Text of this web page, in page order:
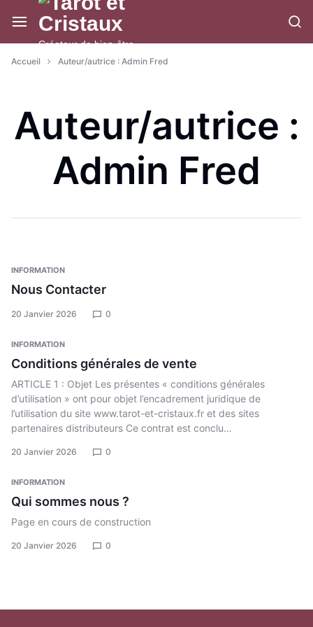
à/au
contenuCréateur de bien-être
Accueil Auteur/autrice : Admin Fred
Auteur/autrice :
Admin Fred
INFORMATION
Nous Contacter
20 Janvier 2026 0
INFORMATION
Conditions générales de vente
ARTICLE 1 : Objet Les présentes « conditions générales
d’utilisation » ont pour objet l’encadrement juridique de
l’utilisation du site www.tarot-et-cristaux.fr et des sites
partenaires distributeurs Ce contrat est conclu…
20 Janvier 2026 0
INFORMATION
Qui sommes nous ?
Page en cours de construction
20 Janvier 2026 0